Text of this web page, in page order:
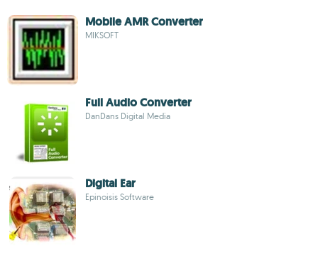
Mobile AMR Converter
MIKSOFT
Full Audio Converter
DanDans Digital Media
Digital Ear
Epinoisis Software